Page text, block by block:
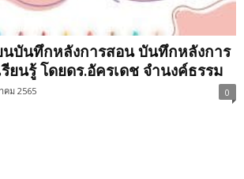
นบันทึกหลังการสอน บันทึกหลังการ
ยนรู้ โดยดร.อัครเดช จำนงค์ธรรม
คม 2565 0